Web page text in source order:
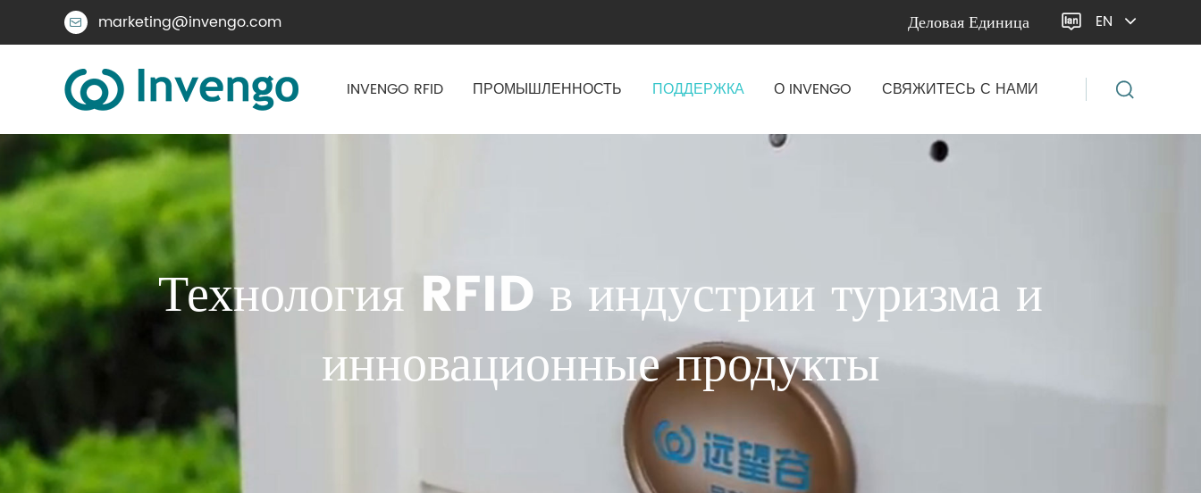
 marketing@invengo.com Деловая Единица  EN
INVENGO RFID ПРОМЫШЛЕННОСТЬ ПОДДЕРЖКА О INVENGO СВЯЖИТЕСЬ С НАМИ
Технология RFID в индустрии туризма и
инновационные продукты